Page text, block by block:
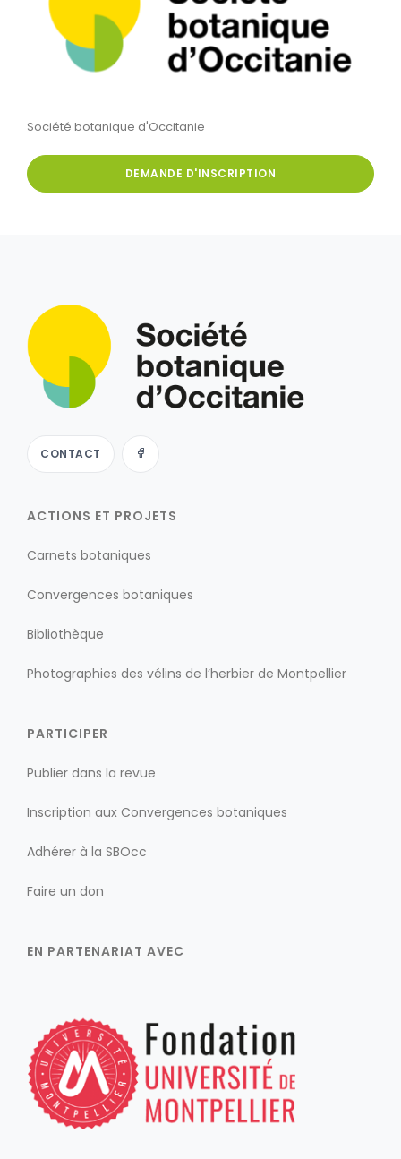
Société botanique d'Occitanie
DEMANDE D'INSCRIPTION
CONTACT
ACTIONS ET PROJETS
Carnets botaniques
Convergences botaniques
Bibliothèque
Photographies des vélins de l’herbier de Montpellier
PARTICIPER
Publier dans la revue
Inscription aux Convergences botaniques
Adhérer à la SBOcc
Faire un don
EN PARTENARIAT AVEC